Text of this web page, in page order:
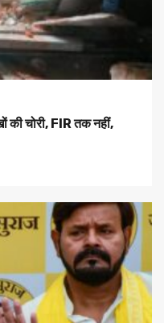
की चोरी, FIR तक नहीं,